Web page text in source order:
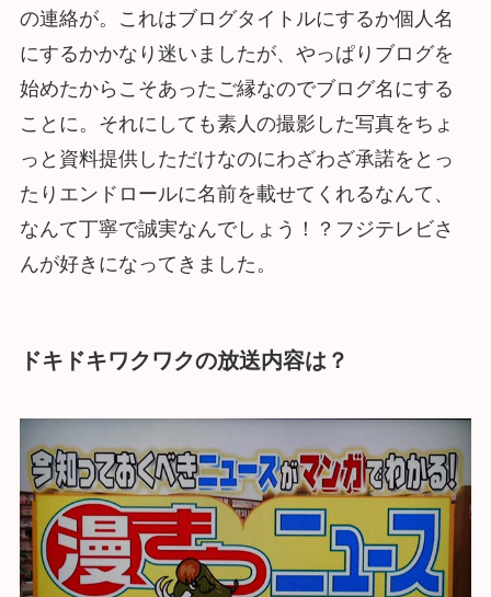
の連絡が。これはブログタイトルにするか個人名
にするかかなり迷いましたが、やっぱりブログを
始めたからこそあったご縁なのでブログ名にする
ことに。それにしても素人の撮影した写真をちょ
っと資料提供しただけなのにわざわざ承諾をとっ
たりエンドロールに名前を載せてくれるなんて、
なんて丁寧で誠実なんでしょう！？フジテレビさ
んが好きになってきました。
ドキドキワクワクの放送内容は？